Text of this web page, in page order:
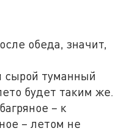
обеда, значит,
сырой туманный
будет таким же.
– к
– летом не